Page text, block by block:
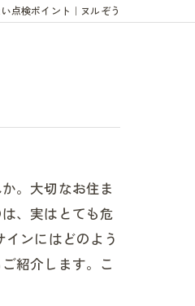
点検ポイント｜ヌルぞう
。大切なお住ま
、実はとても危
ンにはどのよう
紹介します。こ